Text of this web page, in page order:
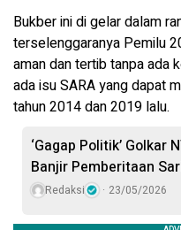
Bukber ini di gelar dalam
terselenggaranya Pemilu
aman dan tertib tanpa ada
ada isu SARA yang dapat
tahun 2014 dan 2019 lalu.
‘Gagap Politik’ Golkar
Banjir Pemberitaan
Redaksi 23/05/2026